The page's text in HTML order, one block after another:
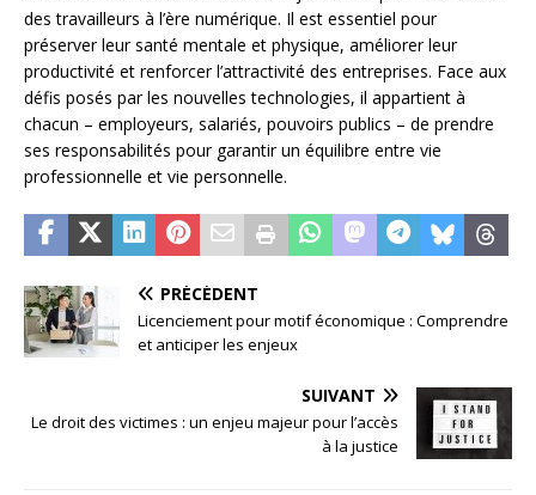
des travailleurs à l’ère numérique. Il est essentiel pour
préserver leur santé mentale et physique, améliorer leur
productivité et renforcer l’attractivité des entreprises. Face aux
défis posés par les nouvelles technologies, il appartient à
chacun – employeurs, salariés, pouvoirs publics – de prendre
ses responsabilités pour garantir un équilibre entre vie
professionnelle et vie personnelle.
PRÉCÉDENT
Licenciement pour motif économique : Comprendre
et anticiper les enjeux
SUIVANT
Le droit des victimes : un enjeu majeur pour l’accès
à la justice